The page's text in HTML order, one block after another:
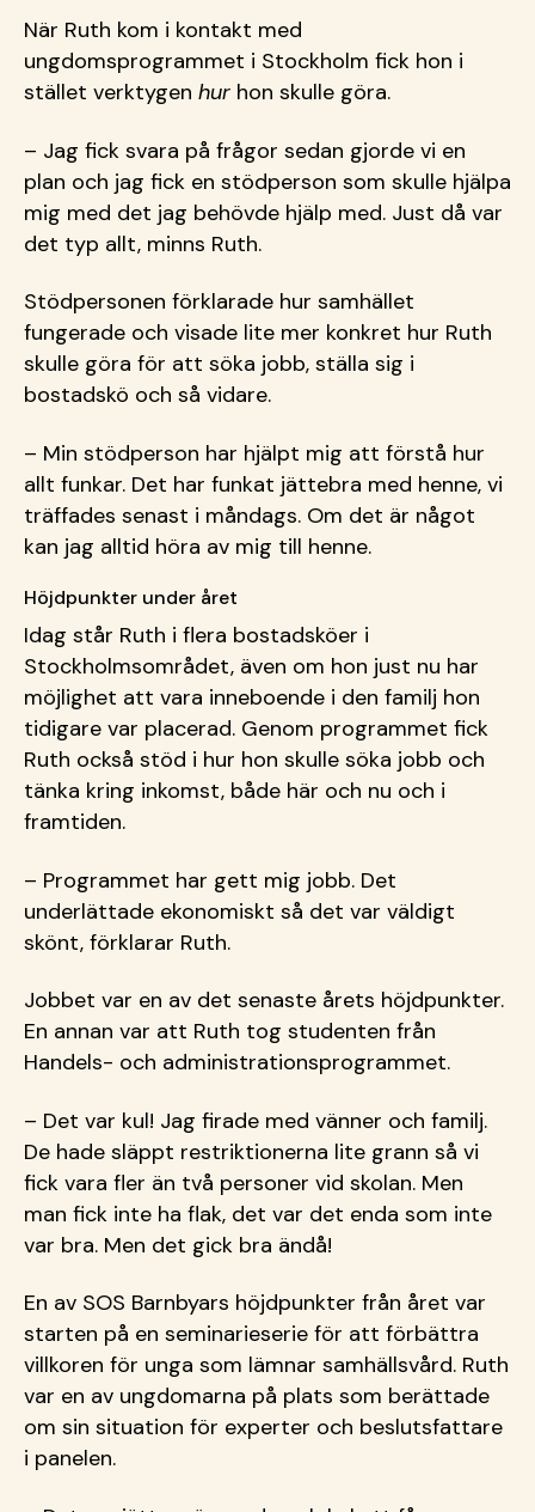
När Ruth kom i kontakt med
ungdomsprogrammet i Stockholm fick hon i
stället verktygen hur hon skulle göra.
– Jag fick svara på frågor sedan gjorde vi en
plan och jag fick en stödperson som skulle hjälpa
mig med det jag behövde hjälp med. Just då var
det typ allt, minns Ruth.
Stödpersonen förklarade hur samhället
fungerade och visade lite mer konkret hur Ruth
skulle göra för att söka jobb, ställa sig i
bostadskö och så vidare.
– Min stödperson har hjälpt mig att förstå hur
allt funkar. Det har funkat jättebra med henne, vi
träffades senast i måndags. Om det är något
kan jag alltid höra av mig till henne.
Höjdpunkter under året
Idag står Ruth i flera bostadsköer i
Stockholmsområdet, även om hon just nu har
möjlighet att vara inneboende i den familj hon
tidigare var placerad. Genom programmet fick
Ruth också stöd i hur hon skulle söka jobb och
tänka kring inkomst, både här och nu och i
framtiden.
– Programmet har gett mig jobb. Det
underlättade ekonomiskt så det var väldigt
skönt, förklarar Ruth.
Jobbet var en av det senaste årets höjdpunkter.
En annan var att Ruth tog studenten från
Handels- och administrationsprogrammet.
– Det var kul! Jag firade med vänner och familj.
De hade släppt restriktionerna lite grann så vi
fick vara fler än två personer vid skolan. Men
man fick inte ha flak, det var det enda som inte
var bra. Men det gick bra ändå!
En av SOS Barnbyars höjdpunkter från året var
starten på en seminarieserie för att förbättra
villkoren för unga som lämnar samhällsvård. Ruth
var en av ungdomarna på plats som berättade
om sin situation för experter och beslutsfattare
i panelen.